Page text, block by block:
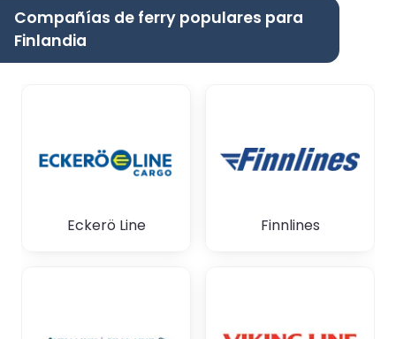
Compañías de ferry populares para
Finlandia
Eckerö Line Finnlines